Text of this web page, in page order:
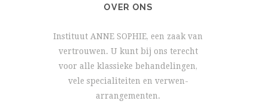
OVER ONS
Instituut ANNE SOPHIE, een zaak van
vertrouwen. U kunt bij ons terecht
voor alle klassieke behandelingen,
vele specialiteiten en verwen-
arrangementen.